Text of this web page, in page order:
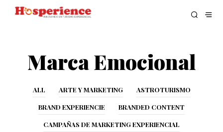
Marca Emocional
ALL ARTE Y MARKETING ASTROTURISMO
BRAND EXPERIENCIE BRANDED CONTENT
CAMPAÑAS DE MARKETING EXPERIENCIAL